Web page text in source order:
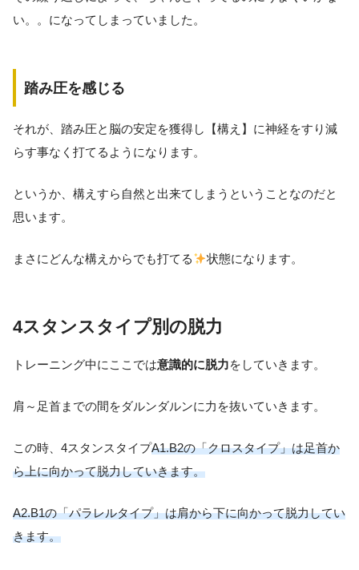
い。。になってしまっていました。
踏み圧を感じる
それが、踏み圧と脳の安定を獲得し【構え】に神経をすり減
らす事なく打てるようになります。
というか、構えすら自然と出来てしまうということなのだと
思います。
まさにどんな構えからでも打てる 状態になります。
4スタンスタイプ別の脱力
トレーニング中にここでは意識的に脱力をしていきます。
肩～足首までの間をダルンダルンに力を抜いていきます。
この時、4スタンスタイプA1.B2の「クロスタイプ」は足首か
ら上に向かって脱力していきます。
A2.B1の「パラレルタイプ」は肩から下に向かって脱力してい
きます。